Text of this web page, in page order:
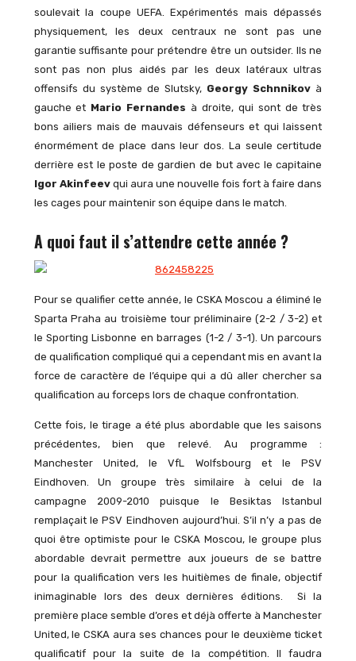
soulevait la coupe UEFA. Expérimentés mais dépassés
physiquement, les deux centraux ne sont pas une
garantie suffisante pour prétendre être un outsider. Ils ne
sont pas non plus aidés par les deux latéraux ultras
offensifs du système de Slutsky, Georgy Schnnikov à
gauche et Mario Fernandes à droite, qui sont de très
bons ailiers mais de mauvais défenseurs et qui laissent
énormément de place dans leur dos. La seule certitude
derrière est le poste de gardien de but avec le capitaine
Igor Akinfeevqui aura une nouvelle fois fort à faire dans
les cages pour maintenir son équipe dans le match.
A quoi faut il s’attendre cette année ?
Pour se qualifier cette année, le CSKA Moscou a éliminé le
Sparta Praha au troisième tour préliminaire (2-2 / 3-2) et
le Sporting Lisbonne en barrages (1-2 / 3-1). Un parcours
de qualification compliqué qui a cependant mis en avant la
force de caractère de l’équipe qui a dû aller chercher sa
qualification au forceps lors de chaque confrontation.
Cette fois, le tirage a été plus abordable que les saisons
précédentes, bien que relevé. Au programme :
Manchester United, le VfL Wolfsbourg et le PSV
Eindhoven. Un groupe très similaire à celui de la
campagne 2009-2010 puisque le Besiktas Istanbul
remplaçait le PSV Eindhoven aujourd’hui. S’il n’y a pas de
quoi être optimiste pour le CSKA Moscou, le groupe plus
abordable devrait permettre aux joueurs de se battre
pour la qualification vers les huitièmes de finale, objectif
inimaginable lors des deux dernières éditions. Si la
première place semble d’ores et déjà offerte à Manchester
United, le CSKA aura ses chances pour le deuxième ticket
qualificatif pour la suite de la compétition. Il faudra